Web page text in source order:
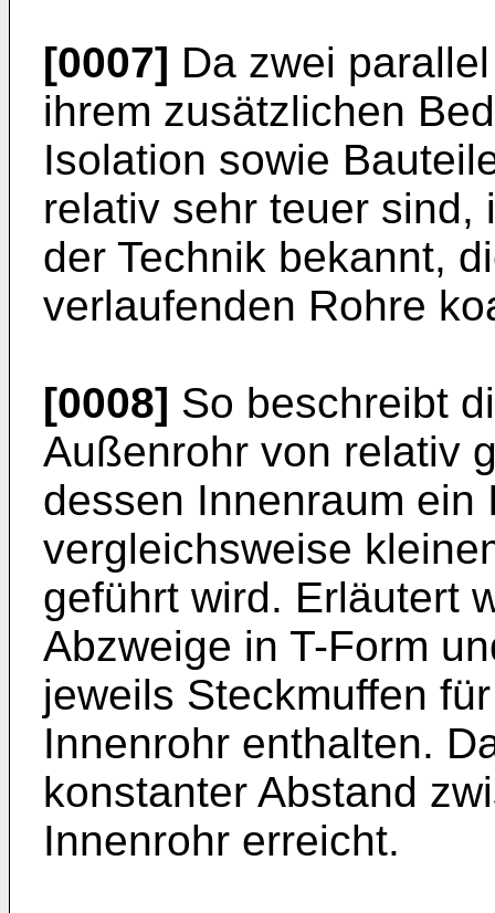
[0007] Da zwei
ihrem zusätzlichen
Isolation sowie
relativ sehr teuer sind,
der Technik bekannt,
verlaufenden Rohre
[0008] So beschreibt
Außenrohr von relativ
dessen Innenraum ein
vergleichsweise
geführt wird. Erläutert
Abzweige in T-Form
jeweils Steckmuffen
Innenrohr enthalten.
konstanter Abstand
Innenrohr erreicht.